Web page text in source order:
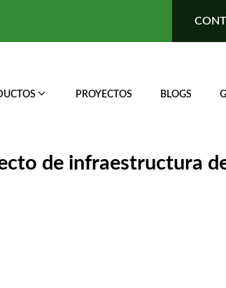
PROYECTOS BLOGS
de infraestructura